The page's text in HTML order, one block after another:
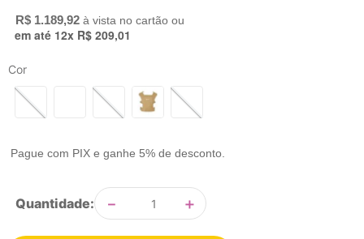
R$ 1.189,92
em até 12x R$ 209,01
Cor
Pague com PIX e ganhe 5% de desconto.
Quantidade ＋
－